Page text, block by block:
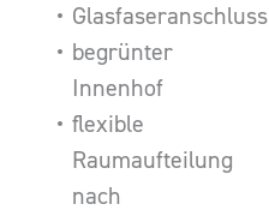
Glasfaseranschluss
begrünter
Innenhof
flexible
Raumaufteilung
nach